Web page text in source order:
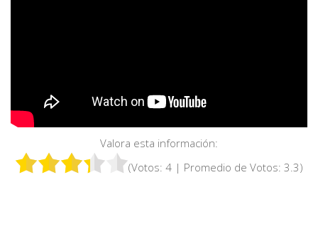
Valora esta información:
(Votos: 4 | Promedio de Votos: 3.3)